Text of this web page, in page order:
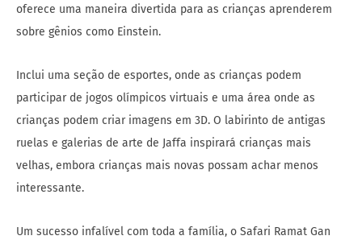
oferece uma maneira divertida para as crianças aprenderem
sobre gênios como Einstein.
Inclui uma seção de esportes, onde as crianças podem
participar de jogos olímpicos virtuais e uma área onde as
crianças podem criar imagens em 3D. O labirinto de antigas
ruelas e galerias de arte de Jaffa inspirará crianças mais
velhas, embora crianças mais novas possam achar menos
interessante.
Um sucesso infalível com toda a família, o Safari Ramat Gan